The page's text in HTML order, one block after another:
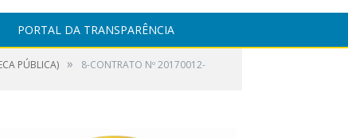
PORTAL DA TRANSPARÊNCIA
PÚBLICA) » 8-CONTRATO Nº 20170012-